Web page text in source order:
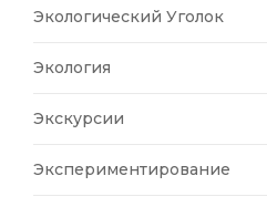
Экологический Уголок
Экология
Экскурсии
Экспериментирование